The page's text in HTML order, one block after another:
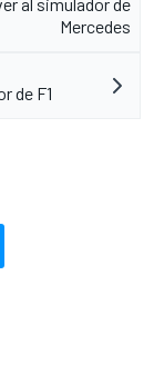
Mercedes
de F1